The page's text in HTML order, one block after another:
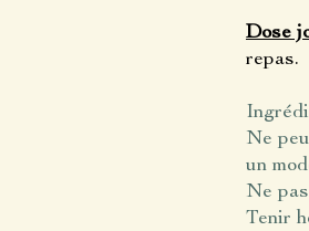
Dose
repas.
Ne
un
Ne
Tenir